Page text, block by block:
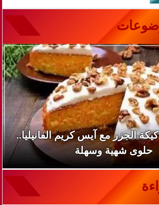
الجزر مع آيس كريم الفانيليا..
حلوى شهية وسهلة